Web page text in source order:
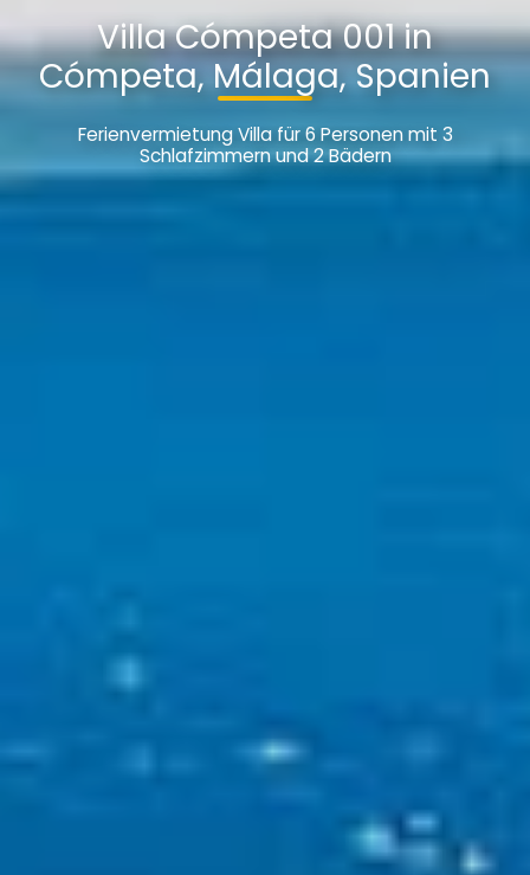
Villa Cómpeta 001 in
Cómpeta, Málaga, Spanien
Ferienvermietung Villa für 6 Personen mit 3
Schlafzimmern und 2 Bädern